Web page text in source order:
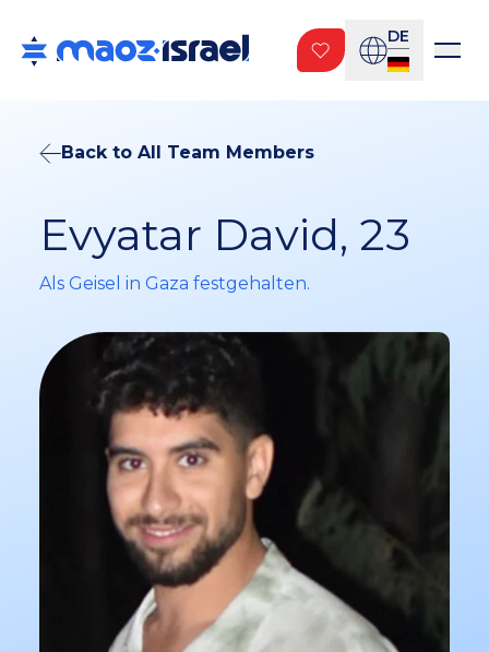
DE
Back to All Team Members
Evyatar David, 23
Als Geisel in Gaza festgehalten.